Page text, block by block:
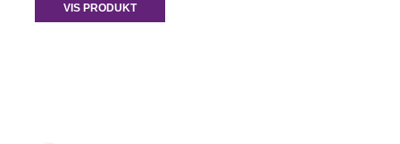
VIS PRODUKT